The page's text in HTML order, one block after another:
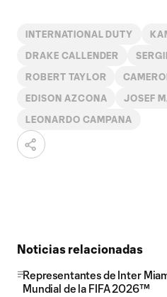
INTERNATIONAL DUTY
DRAKE CALLENDER
ROBERT TAYLOR
EDISON AZCONA JOSEF
LEONARDO CAMPANA
Noticias relacionadas
Representantes de Inter
Mundial de la FIFA 2026™